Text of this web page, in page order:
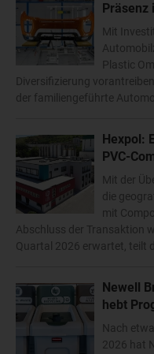
Präsenz
Mit
Plastic
Diversifizierung
der familiengeführte
Hexpol:
PVC-
Mit der
die
mit
Abschluss der Transaktion
Quartal 2026 erwartet, teilt
Newell
hebt
Nach
2026 hat